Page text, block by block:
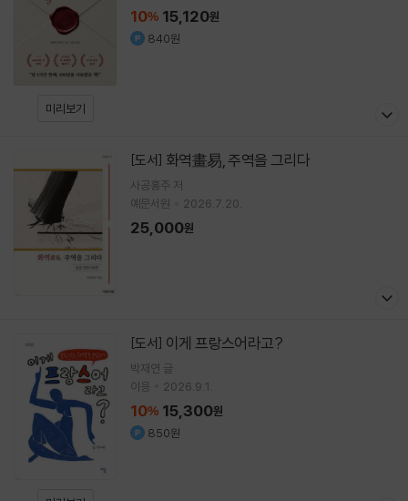
미리보기
10% 15,120원
840원
[도서] 화역畫易, 주역을 그리다
사공홍주 저
예문서원
2026.7.20.
25,000원
[도서] 이게 프랑스어라고?
박재연 글
이응
2026.9.1.
10% 15,300원
850원